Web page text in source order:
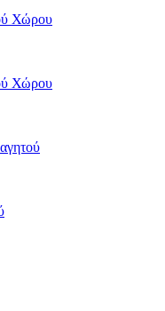
Χώρου
Χώρου